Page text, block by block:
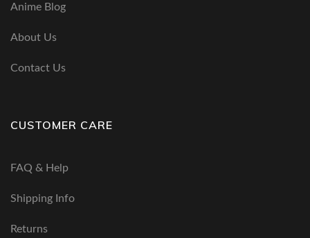
Anime Blog
About Us
Contact Us
CUSTOMER CARE
FAQ & Help
Shipping Info
Returns